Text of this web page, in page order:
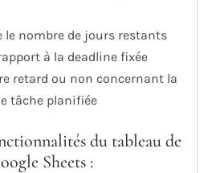
le nombre de jours restants
à la deadline fixée
retard ou non concernant la
tâche planifiée
du tableau de
Sheets :